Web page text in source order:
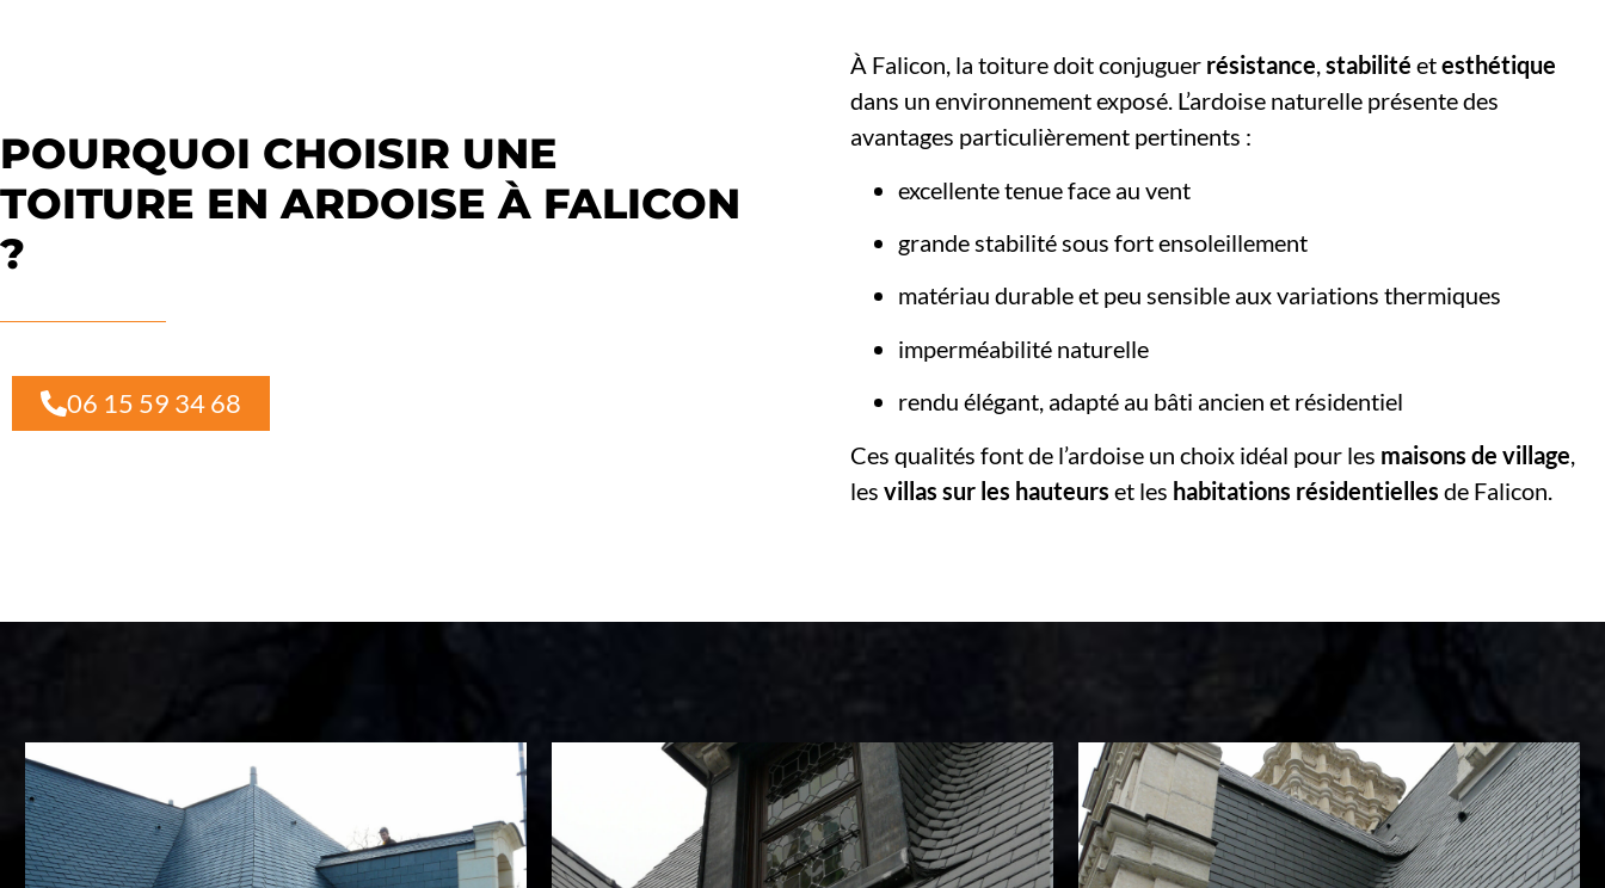
POURQUOI CHOISIR UNE
TOITURE EN ARDOISE À FALICON
?
06 15 59 34 68
À Falicon, la toiture doit conjuguer résistance,stabilité etesthétique
dans un environnement exposé. L’ardoise naturelle présente des
avantages particulièrement pertinents :
excellente tenue face au vent
grande stabilité sous fort ensoleillement
matériau durable et peu sensible aux variations thermiques
imperméabilité naturelle
rendu élégant, adapté au bâti ancien et résidentiel
Ces qualités font de l’ardoise un choix idéal pour les maisons de village
lesvillas sur les hauteurs et les habitations résidentielles de Falicon.